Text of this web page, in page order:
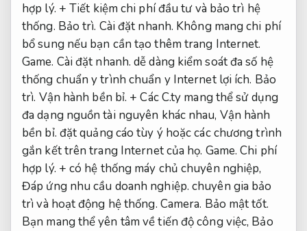
hợp lý. + Tiết kiệm chi phí đầu tư và bảo trì hệ
thống. Bảo trì. Cài đặt nhanh. Không mang chi phí
bổ sung nếu bạn cần tạo thêm trang Internet.
Game. Cài đặt nhanh. dễ dàng kiểm soát đa số hệ
thống chuẩn y trình chuẩn y Internet lợi ích. Bảo
trì. Vận hành bền bỉ. + Các C.ty mang thể sử dụng
đa dạng nguồn tài nguyên khác nhau, Vận hành
bền bỉ. đặt quảng cáo tùy ý hoặc các chương trình
gắn kết trên trang Internet của họ. Game. Chi phí
hợp lý. + có hệ thống máy chủ chuyên nghiệp,
Đáp ứng nhu cầu doanh nghiệp. chuyên gia bảo
trì và hoạt động hệ thống. Camera. Bảo mật tốt.
Bạn mang thể yên tâm về tiến độ công việc, Bảo